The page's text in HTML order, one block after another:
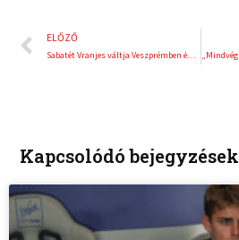
Előző
ELŐZŐ
Sabatét Vranjes váltja Veszprémben és a válogatottnál is
Kapcsolódó bejegyzések